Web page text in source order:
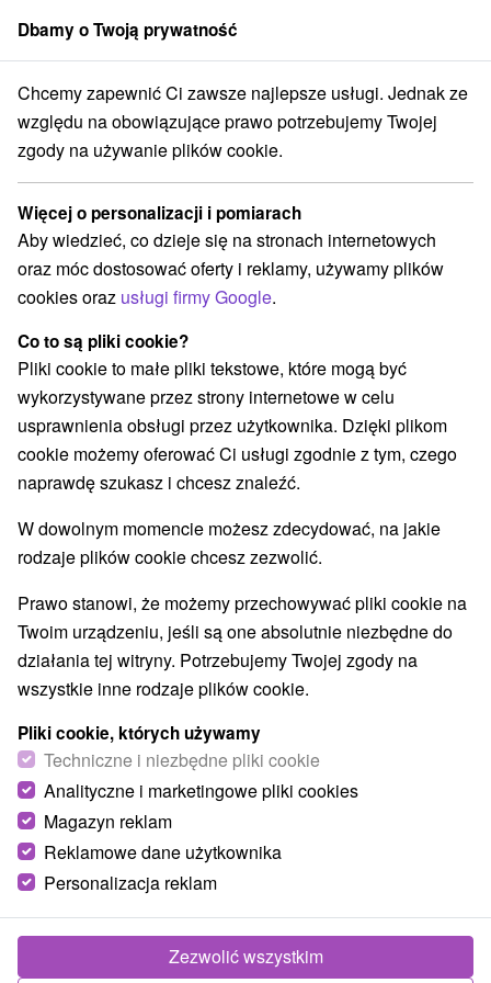
członek grupySorger
dla seniorów Stredné Slovensko Žilinský kraj Ružomberok
Pobyty dla seniorów Ružomberok
Kategorie
Wszystkie kategorie
Pobyty z rabatem(2)
Wyjazdy weekendowe(2) Pobyty dla seniorów
Wakacje rodzinne (2)
Wybierz lokalizację lub datę
Najlepiej sprzedające
WSZYSTKO
aktywnego wypoczynku i rodzinnych
spacerów
Dbamy o Twoją prywatność
Chcemy zapewnić Ci zawsze najlepsze usługi. Jednak ze
względu na obowiązujące prawo potrzebujemy Twojej
zgody na używanie plików cookie.
Więcej o personalizacji i pomiarach
Aby wiedzieć, co dzieje się na stronach internetowych
oraz móc dostosować oferty i reklamy, używamy plików
cookies oraz usługi firmy Google.
Co to są pliki cookie?
Pliki cookie to małe pliki tekstowe, które mogą być
wykorzystywane przez strony internetowe w celu
usprawnienia obsługi przez użytkownika. Dzięki plikom
cookie możemy oferować Ci usługi zgodnie z tym, czego
naprawdę szukasz i chcesz znaleźć.
W dowolnym momencie możesz zdecydować, na jakie
rodzaje plików cookie chcesz zezwolić.
Prawo stanowi, że możemy przechowywać pliki cookie na
Twoim urządzeniu, jeśli są one absolutnie niezbędne do
działania tej witryny. Potrzebujemy Twojej zgody na
wszystkie inne rodzaje plików cookie.
Pliki cookie, których używamy
Techniczne i niezbędne pliki cookie
Analityczne i marketingowe pliki cookies
Magazyn reklam
Reklamowe dane użytkownika
Personalizacja reklam
Zezwolić wszystkim